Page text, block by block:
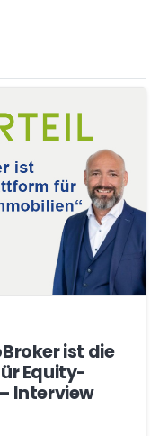
ist die
Equity-
Interview